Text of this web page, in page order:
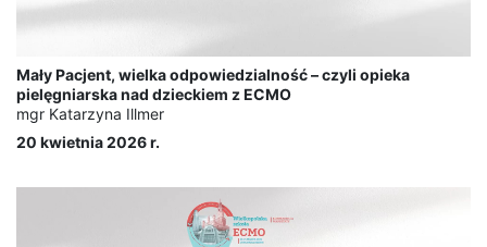
Mały Pacjent, wielka odpowiedzialność – czyli opieka
pielęgniarska nad dzieckiem z ECMO
mgr Katarzyna Illmer
20 kwietnia 2026 r.